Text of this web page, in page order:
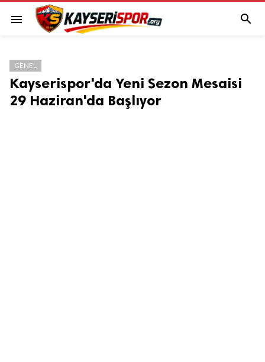
menu 
GENEL
Kayserispor'da Yeni Sezon Mesaisi
29 Haziran'da Başlıyor